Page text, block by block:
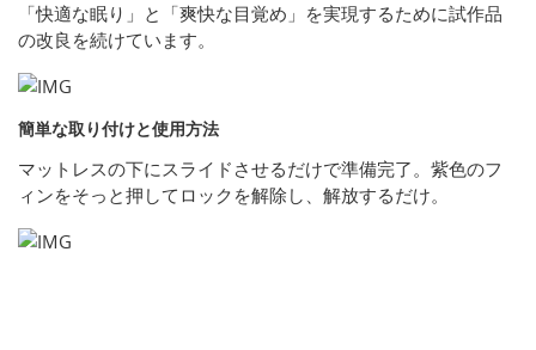
「快適な眠り」と「爽快な目覚め」を実現するために試作品
の改良を続けています。
簡単な取り付けと使用方法
マットレスの下にスライドさせるだけで準備完了。紫色のフ
ィンをそっと押してロックを解除し、解放するだけ。